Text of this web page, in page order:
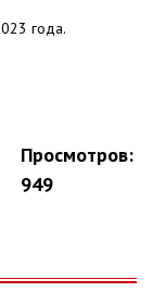
года.
Просмотров:
949